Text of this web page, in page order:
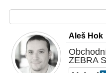
Aleš Hok
ZEBRA